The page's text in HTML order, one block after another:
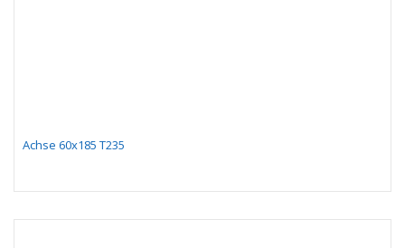
Achse 60x185 T235